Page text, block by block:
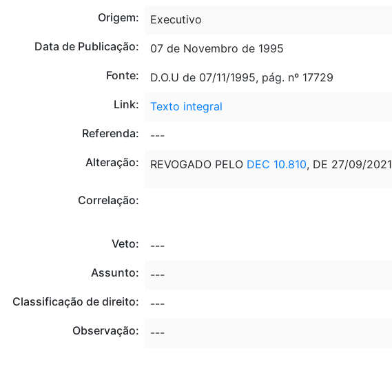
Origem:
Executivo
Data de Publicação:
07 de Novembro de 1995
Fonte:
D.O.U de 07/11/1995, pág. nº 17729
Link:
Texto integral
Referenda:
---
Alteração:
REVOGADO PELO DEC 10.810, DE 27/09/2021
Correlação:
Veto:
---
Assunto:
---
Classificação de direito:
---
Observação:
---